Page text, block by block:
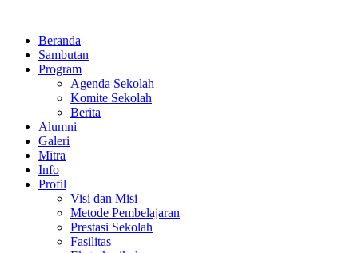
kontenBeranda
Sambutan
Program
Agenda Sekolah
Komite Sekolah
Berita
Alumni
Galeri
Mitra
Info
Profil
Visi dan Misi
Metode Pembelajaran
Prestasi Sekolah
Fasilitas